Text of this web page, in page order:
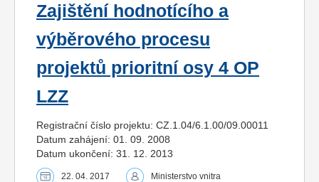
Zajištění hodnotícího a
výběrového procesu
projektů prioritní osy 4 OP
LZZ
Registrační číslo projektu: CZ.1.04/6.1.00/09.00011
Datum zahájení: 01. 09. 2008
Datum ukončení: 31. 12. 2013
22. 04. 2017 Ministerstvo vnitra